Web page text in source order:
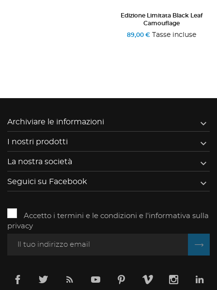
Edizione Limitata Black Leaf
Camouflage
89,00 €Tasse incluse
Archiviare le informazioni 
I nostri prodotti 
La nostra società 
Seguici su Facebook 
Accetto i termini e le condizioni e l'informativa sulla
privacy